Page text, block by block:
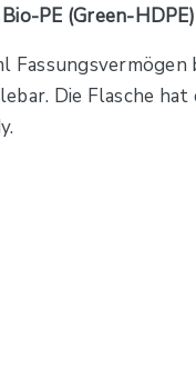
PE (Green-HDPE)
Die Flasche